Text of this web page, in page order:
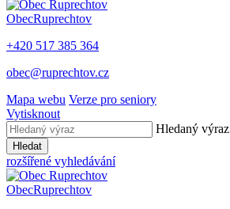
ObecRuprechtov
+420 517 385 364
obec@ruprechtov.cz
Mapa webu Verze pro seniory
Vytisknout
Hledaný výraz
Hledat
rozšířené vyhledávání
ObecRuprechtov